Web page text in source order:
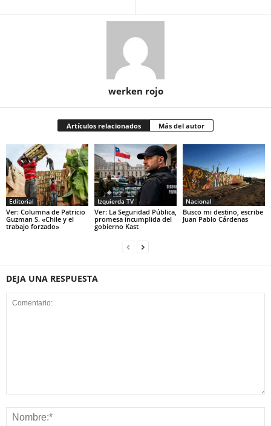
werken rojo
Artículos relacionados Más del autor
Editorial
Ver: Columna de Patricio
Guzman S. «Chile y el
trabajo forzado»
Izquierda TV
Ver: La Seguridad Pública,
promesa incumplida del
gobierno Kast
Nacional
Busco mi destino, escribe
Juan Pablo Cárdenas
DEJA UNA RESPUESTA